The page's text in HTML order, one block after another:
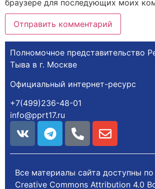
браузере для последующих моих
Полномочное представительство
Тыва в г. Москве
Официальный интернет-ресурс
+7(499)236-48-01
info@pprt17.ru
Все материалы сайта доступны
Creative Commons Attribution 4.0